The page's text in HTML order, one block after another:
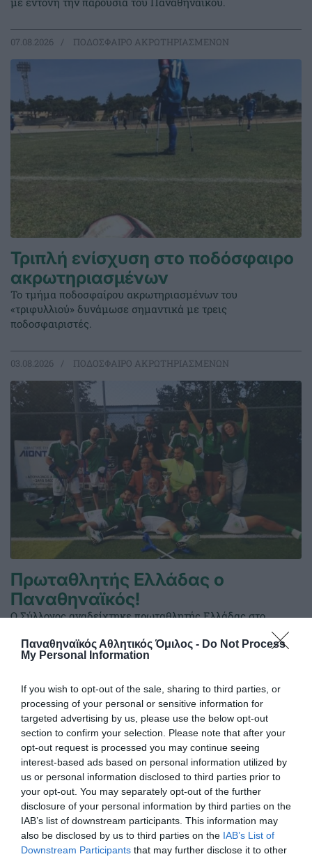
Παναθηναϊκός Αθλητικός Όμιλος - Do Not Process
My Personal Information
If you wish to opt-out of the sale, sharing to third parties, or
processing of your personal or sensitive information for
targeted advertising by us, please use the below opt-out
section to confirm your selection. Please note that after your
opt-out request is processed you may continue seeing
interest-based ads based on personal information utilized by
us or personal information disclosed to third parties prior to
your opt-out. You may separately opt-out of the further
disclosure of your personal information by third parties on the
IAB’s list of downstream participants. This information may
also be disclosed by us to third parties on the IAB’s List of
Downstream Participants that may further disclose it to other
07.08.2026 ΠΟΔΟΣΦΑΙΡΟ ΑΚΡΩΤΗΡΙΑΣΜΕΝΩΝ
Τριπλή ενίσχυση στο ποδόσφαιρο
ακρωτηριασμένων
Το τμήμα ποδοσφαίρου ακρωτηριασμένων του
«τριφυλλιού» δυνάμωσε σημαντικά με τρεις
ποδοσφαιριστές.
03.08.2026 ΠΟΔΟΣΦΑΙΡΟ ΑΚΡΩΤΗΡΙΑΣΜΕΝΩΝ
Πρωταθλητής Ελλάδας ο
Παναθηναϊκός!
Ο Σύλλογος αναδείχτηκε πρωταθλητής Ελλάδας στο
ποδόσφαιρο ακρωτηριασμένων καθώς επικράτησε στον
τελικό στη Λάρισα με 1-0 κόντρα στον Ηρόδικο.-Αυτός ήταν
ο 1853ος τίτλος για το «τριφύλλι»!
06.06.2026 ΠΟΔΟΣΦΑΙΡΟ ΑΚΡΩΤΗΡΙΑΣΜΕΝΩΝ